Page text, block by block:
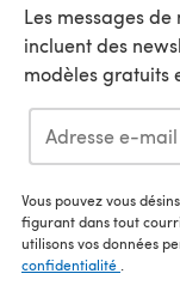
Les messages
incluent des
modèles gratuits
Vous pouvez vous
figurant dans tout
utilisons vos données
confidentialité